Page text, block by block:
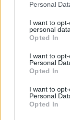
Personal
I want to
personal data.
Opted In
I want to
Personal
Opted In
I want to
Personal
Opted In
Ελλάδα
Κώστα
09 Αυγούστου